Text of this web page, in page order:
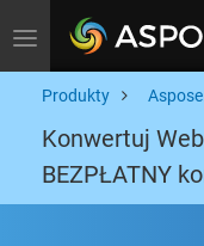
Toggle navigation
Produkty
Konwertuj
BEZPŁATNY